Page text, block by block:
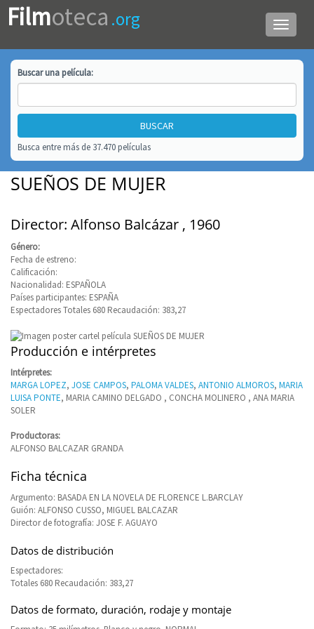
Menú
de
Filmoteca .org
Buscar unapelícula:
Busca entre más de 37.470 películas
SUEÑOS DE MUJER
Director: Alfonso Balcázar , 1960
Género:
Fecha de estreno:
Calificación:
Nacionalidad: ESPAÑOLA
Países participantes: ESPAÑA
Espectadores Totales 680 Recaudación: 383,27
Producción e intérpretes
Intérpretes:
MARGA LOPEZ, JOSE CAMPOS, PALOMA VALDES, ANTONIO ALMOROS, MARIA
LUISA PONTE, MARIA CAMINO DELGADO , CONCHA MOLINERO , ANA MARIA
SOLER
Productoras:
ALFONSO BALCAZAR GRANDA
Ficha técnica
Argumento: BASADA EN LA NOVELA DE FLORENCE L.BARCLAY
Guión: ALFONSO CUSSO, MIGUEL BALCAZAR
Director de fotografía: JOSE F. AGUAYO
Datos de distribución
Espectadores:
Totales 680 Recaudación: 383,27
Datos de formato, duración, rodaje y montaje